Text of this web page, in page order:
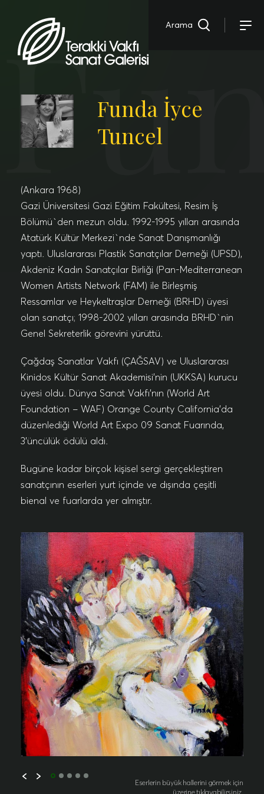
Arama
Funda İyce
Tuncel
(Ankara 1968)
Gazi Üniversitesi Gazi Eğitim Fakültesi, Resim İş
Bölümü`den mezun oldu. 1992-1995 yılları arasında
Atatürk Kültür Merkezi`nde Sanat Danışmanlığı
yaptı. Uluslararası Plastik Sanatçılar Derneği (UPSD),
Akdeniz Kadın Sanatçılar Birliği (Pan-Mediterranean
Women Artists Network (FAM) ile Birleşmiş
Ressamlar ve Heykeltraşlar Derneği (BRHD) üyesi
olan sanatçı; 1998-2002 yılları arasında BRHD`nin
Genel Sekreterlik görevini yürüttü.
Çağdaş Sanatlar Vakfı (ÇAĞSAV) ve Uluslararası
Kinidos Kültür Sanat Akademisi’nin (UKKSA) kurucu
üyesi oldu. Dünya Sanat Vakfı’nın (World Art
Foundation – WAF) Orange County California’da
düzenlediği World Art Expo 09 Sanat Fuarında,
3’üncülük ödülü aldı.
Bugüne kadar birçok kişisel sergi gerçekleştiren
sanatçının eserleri yurt içinde ve dışında çeşitli
bienal ve fuarlarda yer almıştır.
Eserlerin büyük hallerini görmek için
üzerine tıklayabilirsiniz.